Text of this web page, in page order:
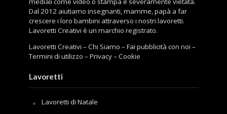
Dal 2012 aiutiamo insegnanti, mamme, papà a far
crescere i loro bambini attraverso i nostri lavoretti.
Lavoretti Creativi è un marchio registrato.
Lavoretti Creativi –Chi Siamo –Fai pubblicità con noi –
Termini di utilizzo –Privacy–Cookie
Lavoretti
Lavoretti di Natale